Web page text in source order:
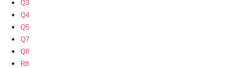
Q3
Q4
Q5
Q7
Q8
R8